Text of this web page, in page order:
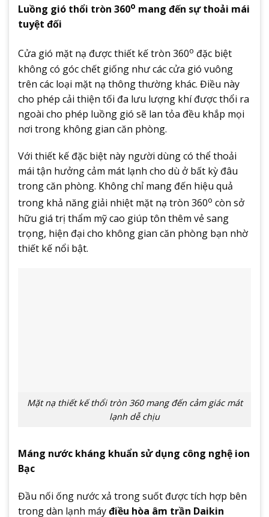
Luồng gió thổi tròn 360o mang đến sự thoải mái
tuyệt đối
Cửa gió mặt nạ được thiết kế tròn 360o đặc biệt
không có góc chết giống như các cửa gió vuông
trên các loại mặt nạ thông thường khác. Điều này
cho phép cải thiện tối đa lưu lượng khí được thổi ra
ngoài cho phép luồng gió sẽ lan tỏa đều khắp mọi
nơi trong không gian căn phòng.
Với thiết kế đặc biệt này người dùng có thể thoải
mái tận hưởng cảm mát lạnh cho dù ở bất kỳ đâu
trong căn phòng. Không chỉ mang đến hiệu quả
trong khả năng giải nhiệt mặt nạ tròn 360o còn sở
hữu giá trị thẩm mỹ cao giúp tôn thêm vẻ sang
trọng, hiện đại cho không gian căn phòng bạn nhờ
thiết kế nổi bật.
Mặt nạ thiết kế thổi tròn 360 mang đến cảm giác mát
lạnh dễ chịu
Máng nước kháng khuẩn sử dụng công nghệ ion
Bạc
Đầu nối ống nước xả trong suốt được tích hợp bên
trong dàn lạnh máyđiều hòa âm trần Daikin